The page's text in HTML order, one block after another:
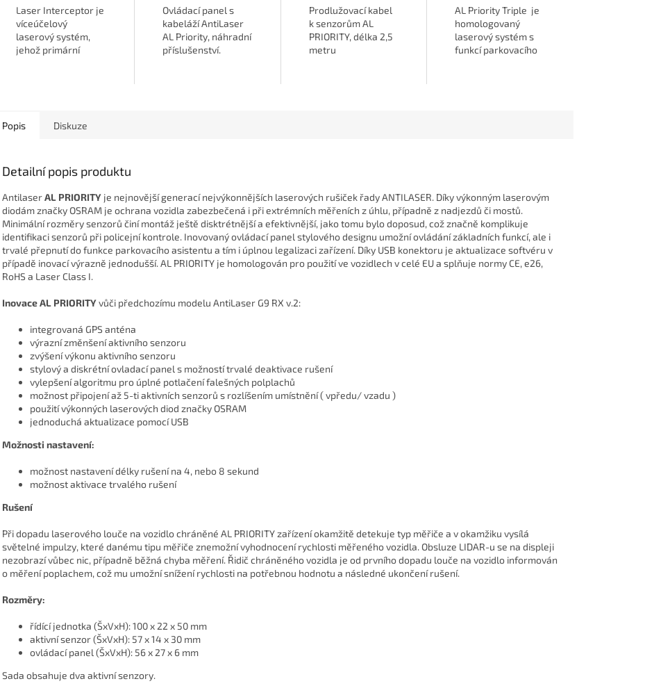
Laser Interceptor je
víceúčelový
laserový systém,
jehož primární
Ovládací panel s
kabeláží AntiLaser
AL Priority, náhradní
příslušenství.
Prodlužovací kabel
k senzorům AL
PRIORITY, délka 2,5
metru
AL Priority Triple je
homologovaný
laserový systém s
funkcí parkovacího
Popis Diskuze
Detailní popis produktu
AntilaserAL PRIORITY je nejnovější generací nejvýkonnějších laserových rušiček řady ANTILASER. Díky výkonným laserovým
diodám značky OSRAM je ochrana vozidla zabezbečená i při extrémních měřeních z úhlu, případně z nadjezdů či mostů.
Minimální rozměry senzorů činí montáž ještě disktrétnější a efektivnější, jako tomu bylo doposud, což značně komplikuje
identifikaci senzorů při policejní kontrole. Inovovaný ovládací panel stylového designu umožní ovládání základních funkcí, ale i
trvalé přepnutí do funkce parkovacího asistentu a tím i úplnou legalizaci zařízení. Díky USB konektoru je aktualizace softvéru v
případě inovací výrazně jednodušší. AL PRIORITY je homologován pro použití ve vozidlech v celé EU a splňuje normy CE, e26,
RoHS a Laser Class I.
Inovace AL PRIORITYvůči předchozímu modelu AntiLaser G9 RX v.2:
integrovaná GPS anténa
výrazní změnšení aktivního senzoru
zvýšení výkonu aktivního senzoru
stylový a diskrétní ovladací panel s možností trvalé deaktivace rušení
vylepšení algoritmu pro úplné potlačení falešných polplachů
možnost připojení až 5-ti aktivních senzorů s rozlíšením umístnění ( vpředu/ vzadu )
použití výkonných laserových diod značky OSRAM
jednoduchá aktualizace pomocí USB
Možnosti nastavení:
možnost nastavení délky rušení na 4, nebo 8 sekund
možnost aktivace trvalého rušení
Rušení
Při dopadu laserového louče na vozidlo chráněné AL PRIORITY zařízení okamžitě detekuje typ měřiče a v okamžiku vysílá
světelné impulzy, které danému tipu měřiče znemožní vyhodnocení rychlosti měřeného vozidla. Obsluze LIDAR-u se na displeji
nezobrazí vůbec nic, případně běžná chyba měření. Řidič chráněného vozidla je od prvního dopadu louče na vozidlo informován
o měření poplachem, což mu umožní snížení rychlosti na potřebnou hodnotu a následné ukončení rušení.
Rozměry:
řídící jednotka (ŠxVxH): 100 x 22 x 50 mm
aktivní senzor (ŠxVxH): 57 x 14 x 30 mm
ovládací panel (ŠxVxH): 56 x 27 x 6 mm
Sada obsahuje dva aktivní senzory.